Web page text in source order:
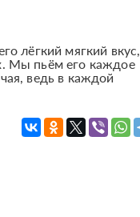
лёгкий мягкий вкус,
Мы пьём его каждое
ведь в каждой